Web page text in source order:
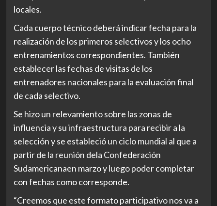
locales.
Cada cuerpo técnico deberá indicar fecha para la
realización de los primeros selectivos y los ocho
entrenamientos correspondientes. También
establecer las fechas de visitas de los
entrenadores nacionales para la evaluación final
de cada selectivo.
Se hizo un relevamiento sobre las zonas de
influencia y su infraestructura para recibir a la
selección y se estableció un ciclo mundial al que a
partir de la reunión dela Confederación
Sudamericanaen marzo y luego poder completar
con fechas como corresponde.
“Creemos que este formato participativo nos va a